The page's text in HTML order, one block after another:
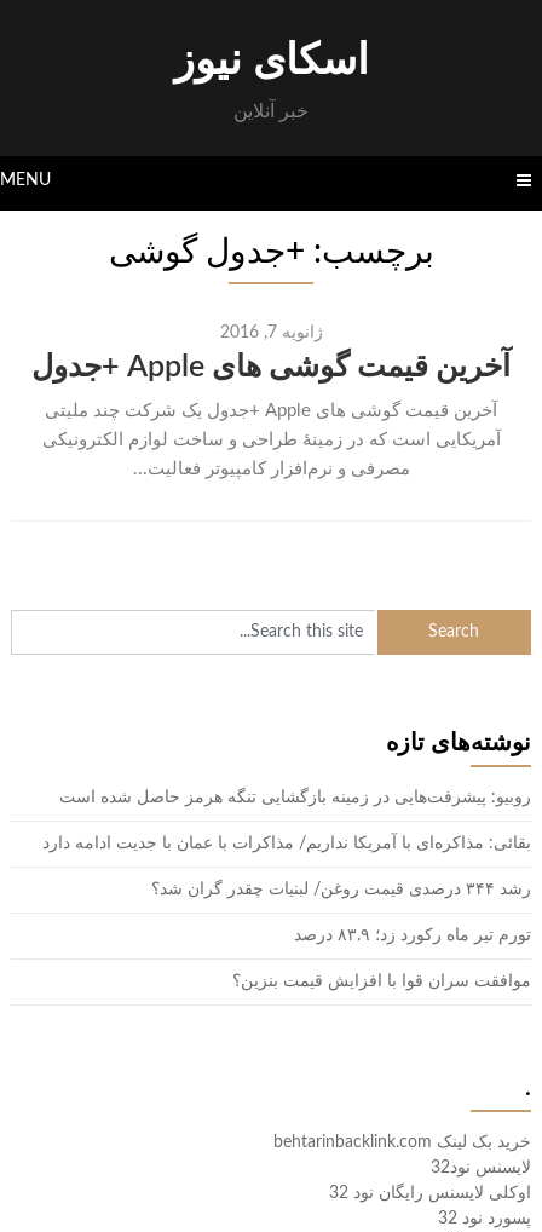
اسکای نیوز
خبر آنلاین
MENU
برچسب: +جدول گوشی
ژانویه 7, 2016
آخرین قیمت گوشی های Apple +جدول
آخرین قیمت گوشی های Apple +جدول یک شرکت چند ملیتی
آمریکایی است که در زمینهٔ طراحی و ساخت لوازم الکترونیکی
مصرفی و نرم‌افزار کامپیوتر فعالیت...
نوشته‌های تازه
روبیو: پیشرفت‌هایی در زمینه بازگشایی تنگه هرمز حاصل شده است
بقائی: مذاکره‌ای با آمریکا نداریم/ مذاکرات با عمان با جدیت ادامه دارد
رشد ۳۴۴ درصدی قیمت روغن/ لبنیات چقدر گران شد؟
تورم تیر ماه رکورد زد؛ ۸۳.۹ درصد
موافقت سران قوا با افزایش قیمت بنزین؟
.
خرید بک لینک behtarinbacklink.com
لایسنس نود32
اوکلی لایسنس رایگان نود 32
پسورد نود 32